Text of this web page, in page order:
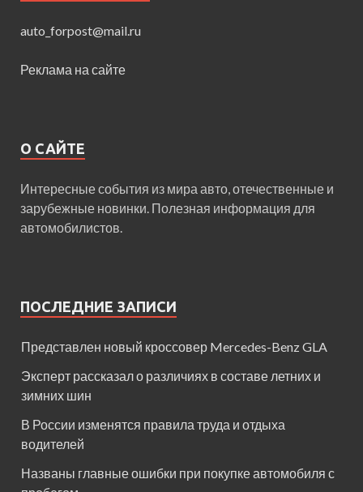
auto_forpost@mail.ru
Реклама на сайте
О САЙТЕ
Интересные события из мира авто, отечественные и
зарубежные новинки. Полезная информация для
автомобилистов.
ПОСЛЕДНИЕ ЗАПИСИ
Представлен новый кроссовер Mercedes-Benz GLA
Эксперт рассказал о различиях в составе летних и
зимних шин
В России изменятся правила труда и отдыха
водителей
Названы главные ошибки при покупке автомобиля с